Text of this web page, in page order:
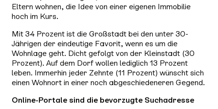
Eltern wohnen, die Idee von einer eigenen Immobilie
hoch im Kurs.
Mit 34 Prozent ist die Großstadt bei den unter 30-
Jährigen der eindeutige Favorit, wenn es um die
Wohnlage geht. Dicht gefolgt von der Kleinstadt (30
Prozent). Auf dem Dorf wollen lediglich 13 Prozent
leben. Immerhin jeder Zehnte (11 Prozent) wünscht sich
einen Wohnort in einer noch abgeschiedeneren Gegend.
Online-Portale sind die bevorzugte Suchadresse